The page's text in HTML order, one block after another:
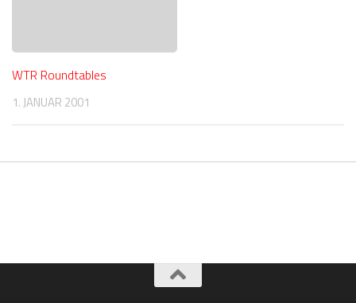
WTR Roundtables
1. JANUAR 2001